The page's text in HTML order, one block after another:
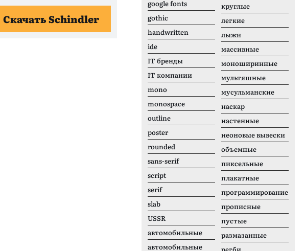
Скачать Schindler
google fonts
gothic
handwritten
ide
IT бренды
IT компании
mono
monospace
outline
poster
rounded
sans-serif
script
serif
slab
USSR
автомобильные
автомобильные
круглые
легкие
лыжи
массивные
моноширинные
мультяшные
мусульманские
наскар
настенные
неоновые вывески
объемные
пиксельные
плакатные
программирование
прописные
пустые
размазанные